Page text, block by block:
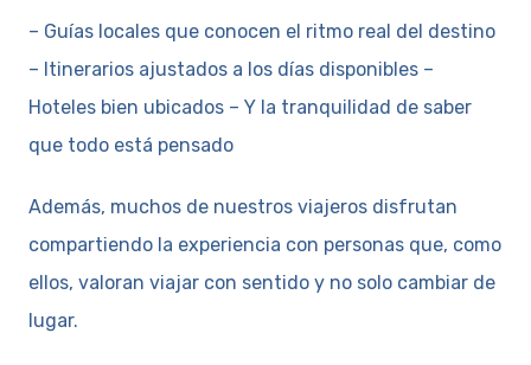
– Guías locales que conocen el ritmo real del destino
– Itinerarios ajustados a los días disponibles –
Hoteles bien ubicados – Y la tranquilidad de saber
que todo está pensado
Además, muchos de nuestros viajeros disfrutan
compartiendo la experiencia con personas que, como
ellos, valoran viajar con sentido y no solo cambiar de
lugar.